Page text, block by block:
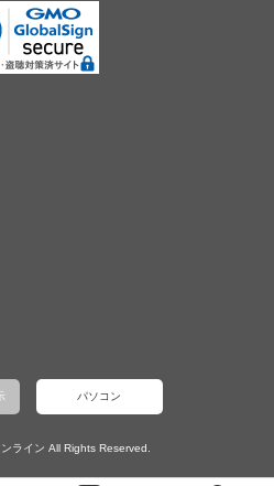
パソコン
ライン All Rights Reserved.